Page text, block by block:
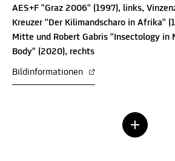
AES+F "​Graz 2006" (1997), links,
Kreuzer "Der Kilimandscharo in Afrika"
Mitte und Robert Gabris "Insectology in
Body" (2020), rechts
Bildinformationen